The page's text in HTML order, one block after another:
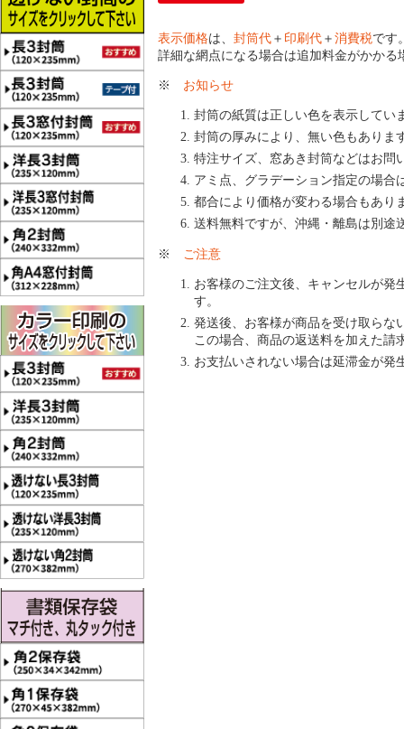
表示価格は、 封筒代 ＋ 印刷代 ＋ 消費税です
詳細な網点になる場合は追加料金がかかる
※ お知らせ
封筒の紙質は正しい色を表示してい
封筒の厚みにより、無い色もありま
特注サイズ、窓あき封筒などはお問
アミ点、グラデーション指定の場合
都合により価格が変わる場合もあり
送料無料ですが、沖縄・離島は別途
※ ご注意
お客様のご注文後、キャンセルが発
す。
発送後、お客様が商品を受け取らな
この場合、商品の返送料を加えた請
お支払いされない場合は延滞金が発